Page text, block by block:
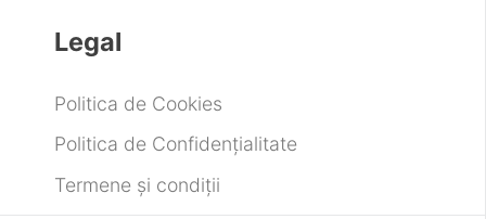
Legal
Politica de Cookies
Politica de Confidențialitate
Termene și condiții